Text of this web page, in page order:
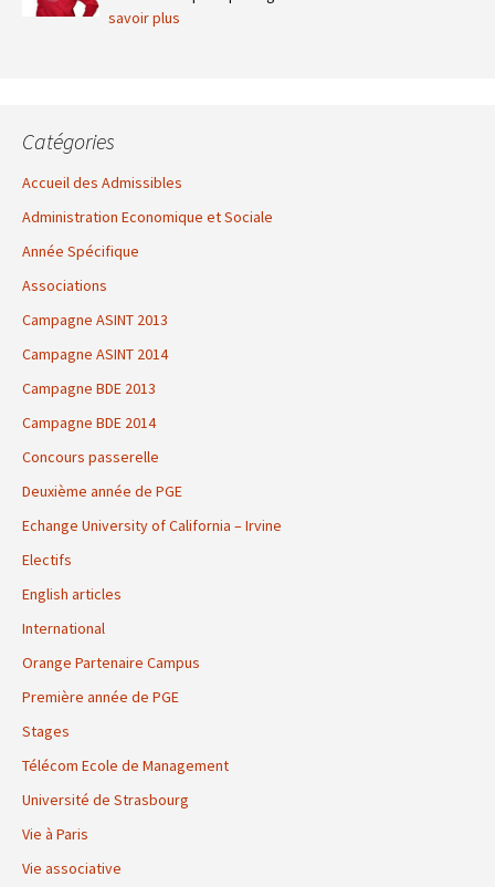
savoir plus
Catégories
Accueil des Admissibles
Administration Economique et Sociale
Année Spécifique
Associations
Campagne ASINT 2013
Campagne ASINT 2014
Campagne BDE 2013
Campagne BDE 2014
Concours passerelle
Deuxième année de PGE
Echange University of California – Irvine
Electifs
English articles
International
Orange Partenaire Campus
Première année de PGE
Stages
Télécom Ecole de Management
Université de Strasbourg
Vie à Paris
Vie associative